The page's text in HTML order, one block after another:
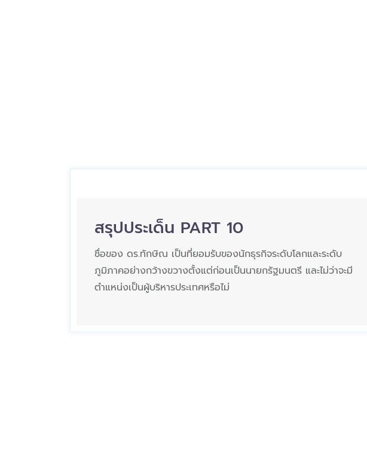
สรุปประเด็น PART 10
ชื่อของ ดร.ทักษิณ เป็นที่ยอมรับของนักธุรกิจระดับโลกและระดับ
ภูมิภาคอย่างกว้างขวางตั้งแต่ก่อนเป็นนายกรัฐมนตรี และไม่ว่าจะมี
ตำแหน่งเป็นผู้บริหารประเทศหรือไม่